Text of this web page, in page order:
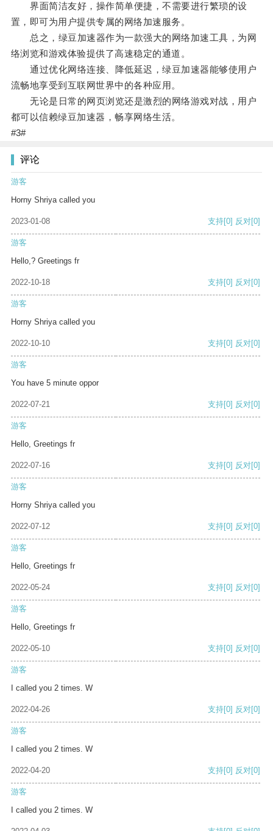
界面简洁友好，操作简单便捷，不需要进行繁琐的设
置，即可为用户提供专属的网络加速服务。
总之，绿豆加速器作为一款强大的网络加速工具，为网
络浏览和游戏体验提供了高速稳定的通道。
通过优化网络连接、降低延迟，绿豆加速器能够使用户
流畅地享受到互联网世界中的各种应用。
无论是日常的网页浏览还是激烈的网络游戏对战，用户
都可以信赖绿豆加速器，畅享网络生活。
#3#
评论
游客
Horny Shriya called you
2023-01-08 支持[0] 反对[0]
游客
Hello,? Greetings fr
2022-10-18 支持[0] 反对[0]
游客
Horny Shriya called you
2022-10-10 支持[0] 反对[0]
游客
You have 5 minute oppor
2022-07-21 支持[0] 反对[0]
游客
Hello, Greetings fr
2022-07-16 支持[0] 反对[0]
游客
Horny Shriya called you
2022-07-12 支持[0] 反对[0]
游客
Hello, Greetings fr
2022-05-24 支持[0] 反对[0]
游客
Hello, Greetings fr
2022-05-10 支持[0] 反对[0]
游客
I called you 2 times. W
2022-04-26 支持[0] 反对[0]
游客
I called you 2 times. W
2022-04-20 支持[0] 反对[0]
游客
I called you 2 times. W